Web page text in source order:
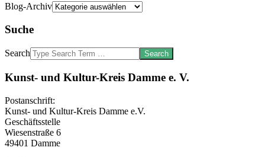
Blog-Archiv
Suche
Search
Kunst- und Kultur-Kreis Damme e. V.
Postanschrift:
Kunst- und Kultur-Kreis Damme e.V.
Geschäftsstelle
Wiesenstraße 6
49401 Damme